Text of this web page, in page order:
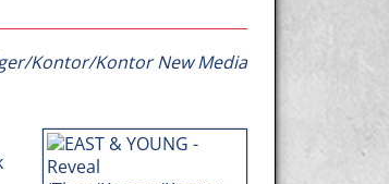
Kontor/Kontor New Media